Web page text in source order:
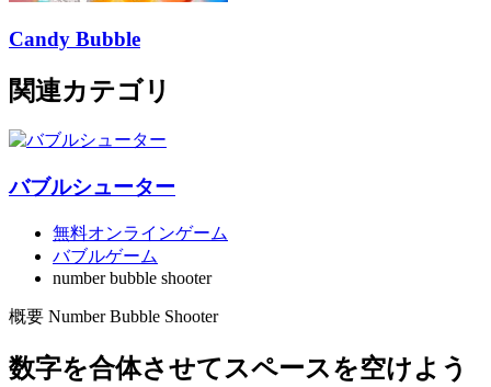
Candy Bubble
関連カテゴリ
バブルシューター
無料オンラインゲーム
バブルゲーム
number bubble shooter
概要 Number Bubble Shooter
数字を合体させてスペースを空けよう